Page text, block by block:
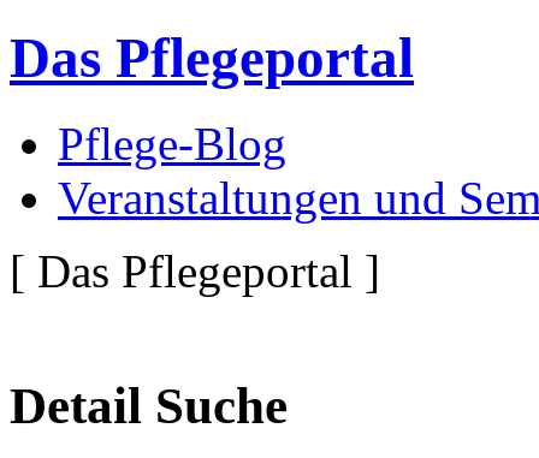
Das Pflegeportal
Pflege-Blog
Veranstaltungen und
[ Das Pflegeportal ]
Detail Suche